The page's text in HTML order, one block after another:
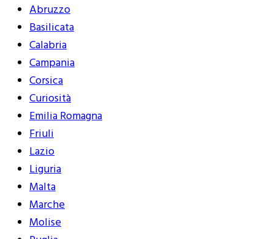
Abruzzo
Basilicata
Calabria
Campania
Corsica
Curiosità
Emilia Romagna
Friuli
Lazio
Liguria
Malta
Marche
Molise